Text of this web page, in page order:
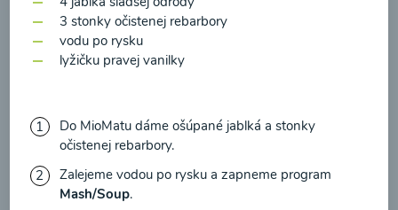
Brokolicové cappuccino
00:25 Zobraziť
3 stonky očistenej rebarbory
vodu po rysku
lyžičku pravej vanilky
Do MioMatu dáme ošúpané jablká a stonky
očistenej rebarbory.
Zalejeme vodou po rysku a zapneme program
Mash/Soup.
prečítal(a) informácie o Ochrane osobných
údajova súhlasím s nimi.